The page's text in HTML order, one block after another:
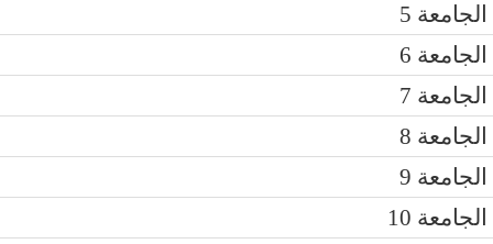
الجامعة 5
الجامعة 6
الجامعة 7
الجامعة 8
الجامعة 9
الجامعة 10